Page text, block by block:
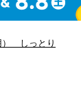
しっとり